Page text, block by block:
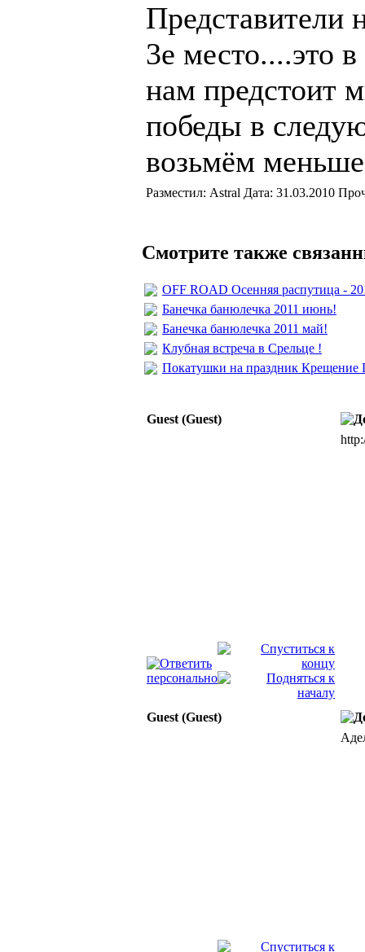
Представители
3е место....это
нам предстоит
победы в
возьмём
Разместил: Astral Дата: 31.03.2010
Смотрите также
OFF ROAD Осенняя распутица -
Банечка банюлечка 2011 июнь!
Банечка банюлечка 2011 май!
Клубная встреча в Срельце !
Покатушки на праздник Крещение
Guest (Guest)
Guest (Guest)